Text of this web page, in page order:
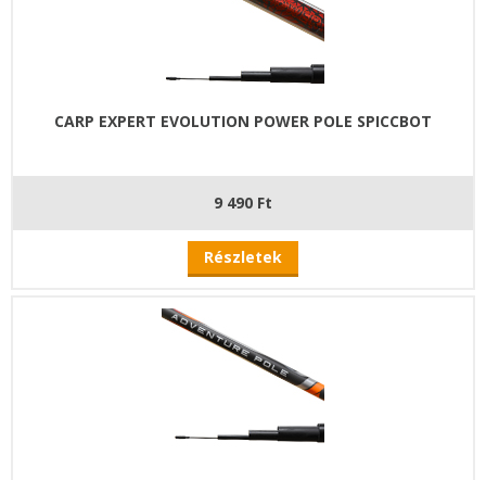
CARP EXPERT EVOLUTION POWER POLE SPICCBOT
9 490 Ft
Részletek